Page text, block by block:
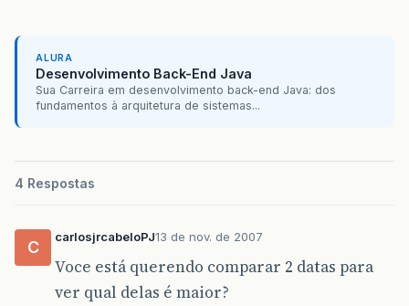
ALURA
Desenvolvimento Back-End Java
Sua Carreira em desenvolvimento back-end Java: dos
fundamentos à arquitetura de sistemas...
4 Respostas
C
carlosjrcabeloPJ13 de nov. de 2007
Voce está querendo comparar 2 datas para
ver qual delas é maior?